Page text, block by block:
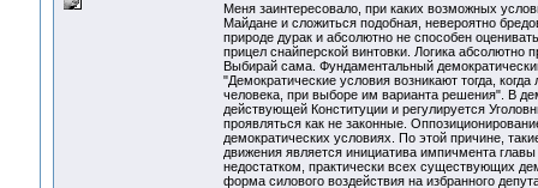
Меня заинтересовало, при каких возможных
Майдане и сложиться подобная, невероятно
природе дурак и абсолютно не способен
прицел снайперской винтовки. Логика абсолютно
Выбирай сама. Фундаментальный
"Демократические условия возникают тогда,
человека, при выборе им варианта решения". В
действующей Конституции и регулируется
проявляться как не законные.
демократических условиях. По этой причине,
движения является инициатива импичмента
недостатком, практически всех существующих
форма силового воздействия на избранного